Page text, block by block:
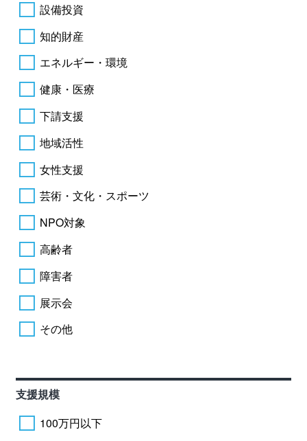
設備投資
知的財産
エネルギー・環境
健康・医療
下請支援
地域活性
女性支援
芸術・文化・スポーツ
NPO対象
高齢者
障害者
展示会
その他
支援規模
100万円以下